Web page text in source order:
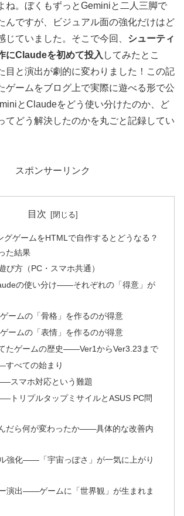
ね。ぼくもずっとGeminiと二人三脚で
んですが、ビジュアル面の強化だけはど
じていました。そこで今回、 シューティ
にClaudeを初めて投入 してみたとこ
目と演出が劇的に変わりました！この記
ゲームをブログ上で実際に遊べる形で公
とClaudeをどう使い分けたのか、ど
てどう解決したのかを丸ごと記録してい
スポンサーリンク
目次
グゲームをHTMLで自作するとどうなる？
た結果
び方（PC・スマホ共通）
の使い分け——それぞれの「得意」が
ームの「骨格」を作るのが得意
ームの「表情」を作るのが得意
たゲームの歴史——Ver1からVer3.23まで
べての始まり
スマホ対応という難題
トリプルタップミサイルとASUS PC問
だら何が変わったか——具体的な改善内
強化——「宇宙っぽさ」が一気に上がり
演出——ゲームに「世界観」が生まれま